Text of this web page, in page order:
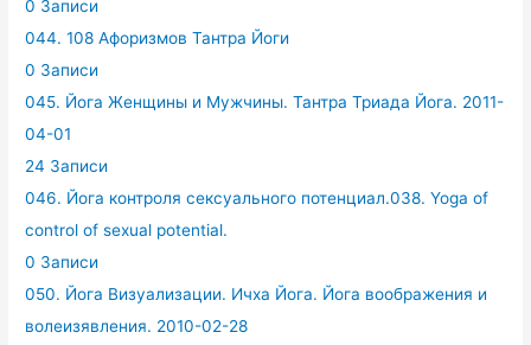
0 Записи
044. 108 Афоризмов Тантра Йоги
0 Записи
045. Йога Женщины и Мужчины. Тантра Триада Йога. 2011-
04-01
24 Записи
046. Йога контроля сексуального потенциал.038. Yoga of
control of sexual potential.
0 Записи
050. Йога Визуализации. Ичха Йога. Йога воображения и
волеизявления. 2010-02-28